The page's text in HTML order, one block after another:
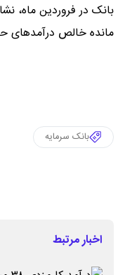
بانک در فروردین ماه،
مانده خالص درآمدهای
بانک سرمایه
اخبار مرتبط